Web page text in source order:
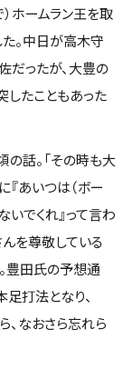
）ホームラン王を取
た。中日が高木守
だったが、大豊の
たこともあった
話。「その時も大
あいつは（ボー
でくれ』って言わ
んを尊敬している
豊田氏の予想通
打法となり、
なおさら忘れら